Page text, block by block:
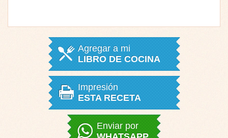
Agregar a mi
LIBRO DE COCINA
Impresión
ESTA RECETA
Enviar por